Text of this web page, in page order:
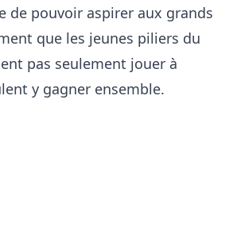
de pouvoir aspirer aux grands
que les jeunes piliers du
pas seulement jouer à
y gagner ensemble.